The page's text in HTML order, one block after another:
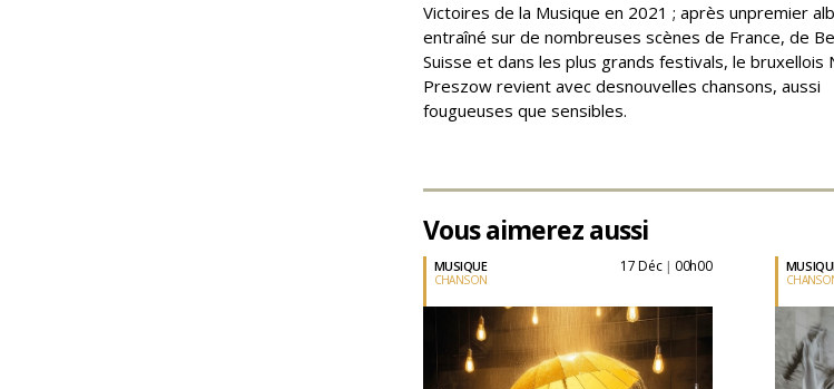
Victoires de la Musique en 2021 ; après unpremier
entraîné sur de nombreuses scènes de France, de
Suisse et dans les plus grands festivals, le bruxellois
Preszow revient avec desnouvelles chansons, aussi
fougueuses que sensibles.
Vous aimerez aussi
MUSIQUE
CHANSON
17 Déc | 00h00